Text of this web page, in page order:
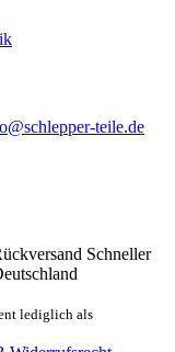
teile.de
Schneller
lediglich als